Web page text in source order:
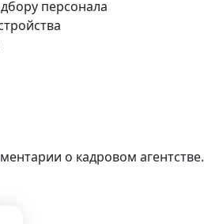
персонала
о кадровом агентстве.